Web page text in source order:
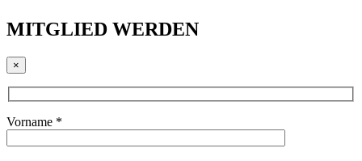
MITGLIED WERDEN
×
Vorname *